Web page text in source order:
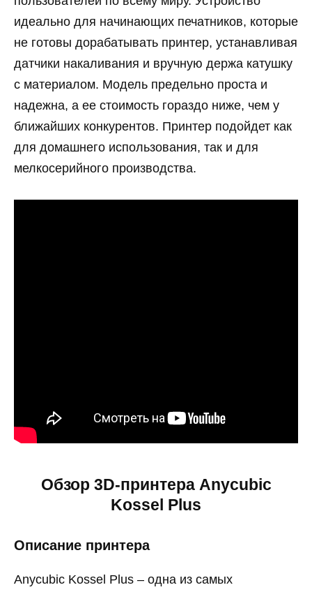
идеально для начинающих печатников, которые
не готовы дорабатывать принтер, устанавливая
датчики накаливания и вручную держа катушку
с материалом. Модель предельно проста и
надежна, а ее стоимость гораздо ниже, чем у
ближайших конкурентов. Принтер подойдет как
для домашнего использования, так и для
мелкосерийного производства.
Обзор 3D-принтера Anycubic
Kossel Plus
Описание принтера
Anycubic Kossel Plus – одна из самых